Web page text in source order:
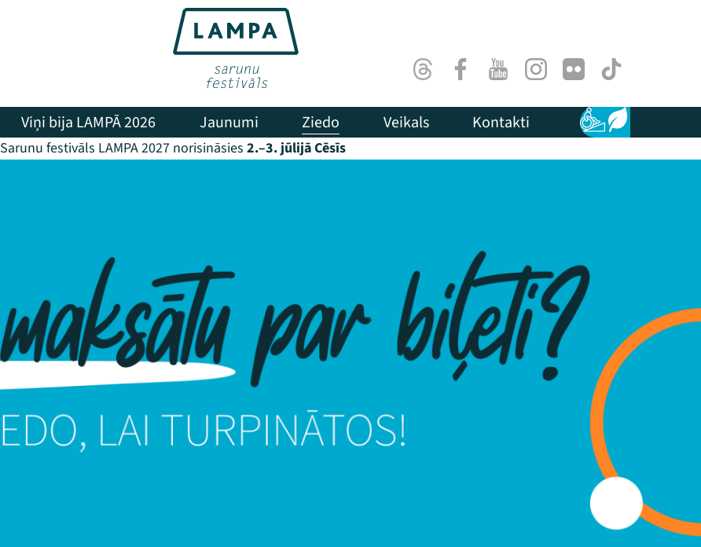
ThreadsFacebookYoutubeInstagram
Flick TikTok
Viņi bija LAMPĀ 2026 Jaunumi Ziedo Veikals Kontakti Pieejamība
Ilgtspēja
Sarunu festivāls LAMPA 2027 norisināsies 2.–3. jūlijā Cēsīs